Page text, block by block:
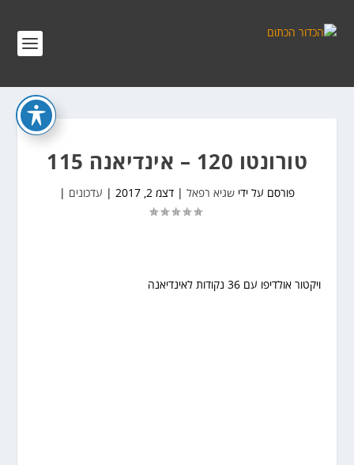
טורונטו 120 – אינדיאנה 115
פורסם על ידי שגיא רפאל דצמ 2, 2017 עדכונים
ויקטור אולדיפו עם 36 נקודות לאינדיאנה